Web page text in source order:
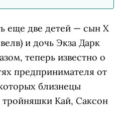
еще две детей — сын X
и дочь Экза Дарк
теперь известно о
предпринимателя от
близнецы
Кай, Саксон